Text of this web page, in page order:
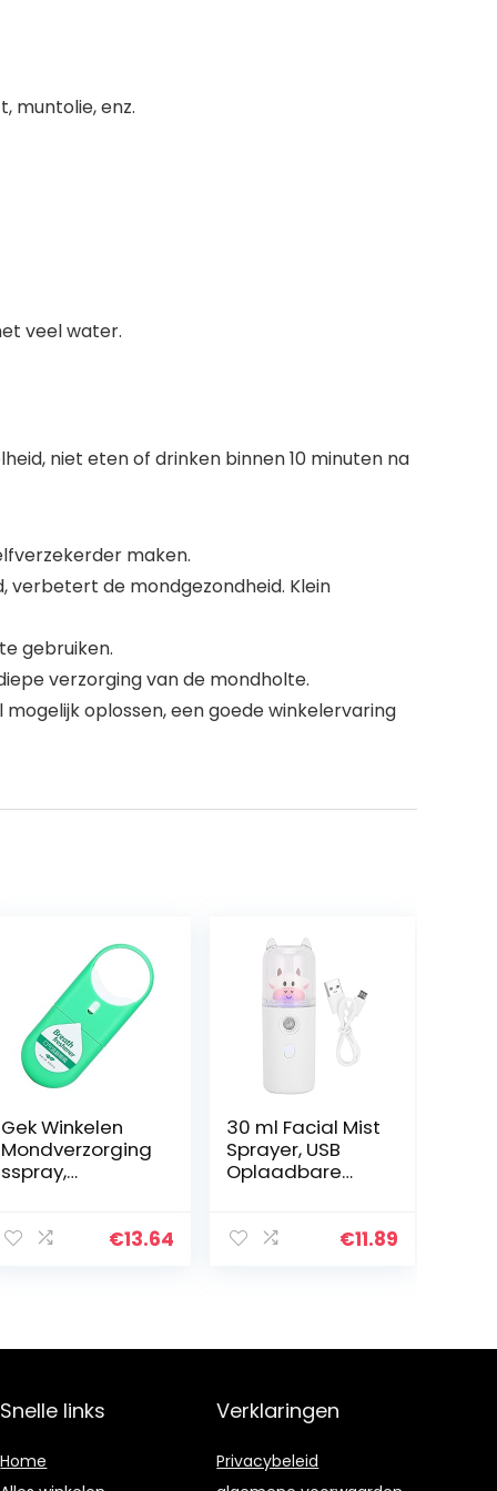
muntolie, enz.
veel water.
niet eten of drinken binnen 10 minuten na
maken.
verbetert de mondgezondheid. Klein
gebruiken.
verzorging van de mondholte.
oplossen, een goede winkelervaring
Gek Winkelen
Mondverzorging
sspray,
stoffen voor het
€13.64
30 ml Facial Mist
Sprayer, USB
Oplaadbare
Spray Handheld
€11.89
Snelle links
Home
Verklaringen
Privacybeleid